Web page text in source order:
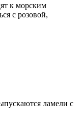
к морским
с розовой,
ламели с